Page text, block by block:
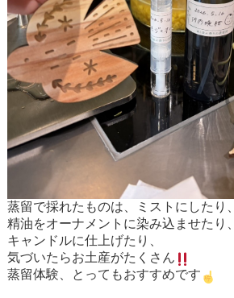
蒸留で採れたものは、ミストにしたり、
精油をオーナメントに染み込ませたり、
キャンドルに仕上げたり、
気づいたらお土産がたくさん
蒸留体験、とってもおすすめです